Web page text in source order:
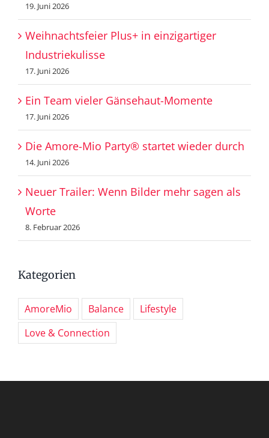
19. Juni 2026
Weihnachtsfeier Plus+ in einzigartiger
Industriekulisse
17. Juni 2026
Ein Team vieler Gänsehaut-Momente
17. Juni 2026
Die Amore-Mio Party® startet wieder durch
14. Juni 2026
Neuer Trailer: Wenn Bilder mehr sagen als
Worte
8. Februar 2026
Kategorien
AmoreMio Balance
Lifestyle
Love & Connection